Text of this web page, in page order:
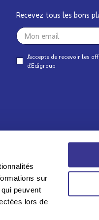
sur
peuvent
lors de
Recevez tous les bons
Your
email
J'accepte de recevoir les
d'Edigroup